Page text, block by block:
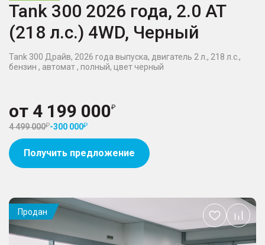
Tank 300 2026 года, 2.0 AT
(218 л.с.) 4WD, Черный
Tank 300 Драйв, 2026 года выпуска, двигатель 2 л., 218 л.с.,
бензин , автомат , полный, цвет черный
от 4 199 000
4 499 000 -300 000
Получить предложение
Продан
Добавить
в
избранное